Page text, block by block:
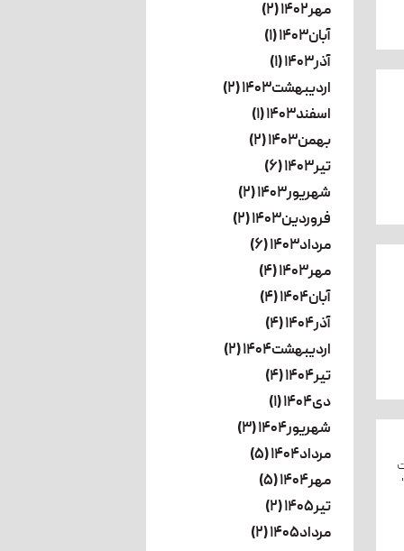
مهر۱۴۰۲ (۲)
آبان۱۴۰۳ (۱)
آذر۱۴۰۳ (۱)
اردیبهشت۱۴۰۳ (۲)
اسفند۱۴۰۳ (۱)
بهمن۱۴۰۳ (۲)
تیر۱۴۰۳ (۶)
شهریور۱۴۰۳ (۲)
فروردین۱۴۰۳ (۲)
مرداد۱۴۰۳ (۶)
مهر۱۴۰۳ (۴)
آبان۱۴۰۴ (۴)
آذر۱۴۰۴ (۴)
اردیبهشت۱۴۰۴ (۲)
تیر۱۴۰۴ (۴)
دی۱۴۰۴ (۱)
شهریور۱۴۰۴ (۳)
مرداد۱۴۰۴ (۵)
مهر۱۴۰۴ (۵)
تیر۱۴۰۵ (۲)
مرداد۱۴۰۵ (۲)